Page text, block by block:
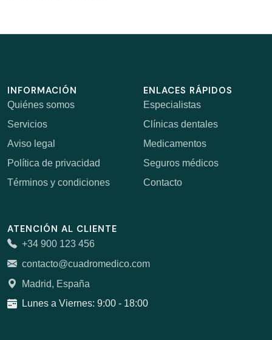
INFORMACIÓN
Quiénes somos
Servicios
Aviso legal
Política de privacidad
Términos y condiciones
ENLACES RÁPIDOS
Especialistas
Clínicas dentales
Medicamentos
Seguros médicos
Contacto
ATENCIÓN AL CLIENTE
+34 900 123 456
contacto@cuadromedico.com
Madrid, España
Lunes a Viernes: 9:00 - 18:00